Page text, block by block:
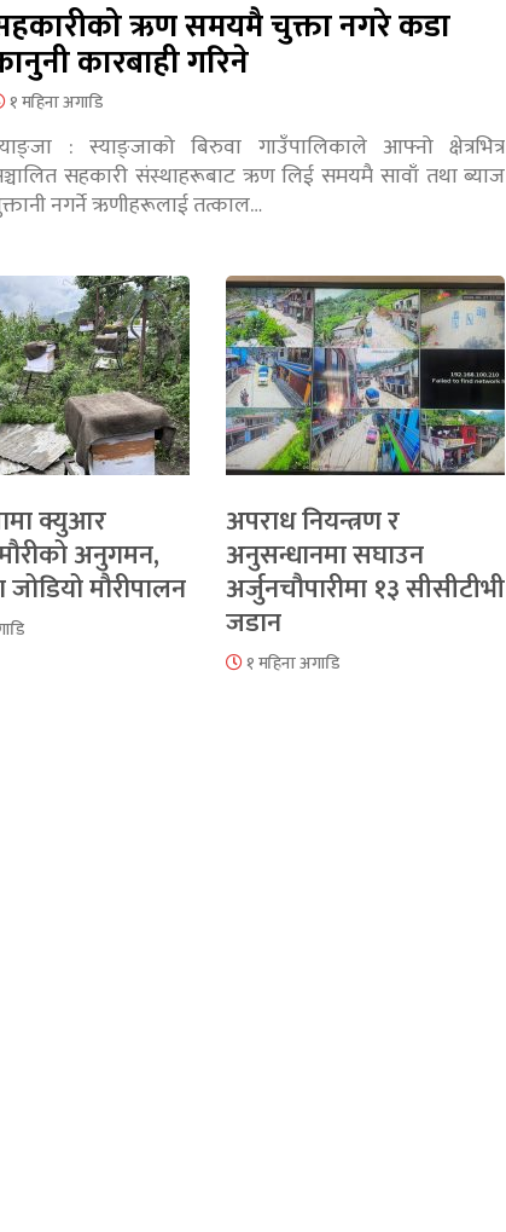
ऋण समयमै चुक्ता नगरे कडा
कारबाही गरिने
१ महिना अगाडि
: स्याङ्जाको बिरुवा गाउँपालिकाले आफ्नो क्षेत्रभित्र
सहकारी संस्थाहरूबाट ऋण लिई समयमै सावाँ तथा ब्याज
नगर्ने ऋणीहरूलाई तत्काल…
क्युआर
अनुगमन,
जोडियो मौरीपालन
अपराध नियन्त्रण र
अनुसन्धानमा सघाउन
अर्जुनचौपारीमा १३ सीसीटीभी
जडान
१ महिना अगाडि